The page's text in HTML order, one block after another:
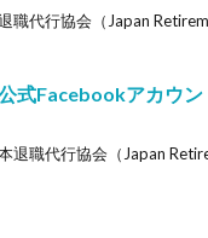
職代行協会（Japan
式Facebookアカウン
職代行協会（Japan